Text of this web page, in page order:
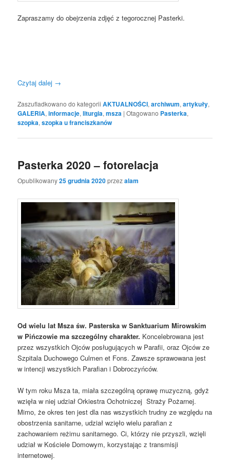
Zapraszamy do obejrzenia zdjęć z tegorocznej Pasterki.
Czytaj dalej →
Zaszufladkowano do kategorii AKTUALNOŚCI,archiwum,artykuły,
GALERIA,informacje,liturgia,msza |Otagowano Pasterka,
szopka,szopka u franciszkanów
Pasterka 2020 – fotorelacja
Opublikowany25 grudnia 2020przezalam
Od wielu lat Msza św. Pasterska w Sanktuarium Mirowskim
w Pińczowie ma szczególny charakter. Koncelebrowana jest
przez wszystkich Ojców posługujących w Parafii, oraz Ojców ze
Szpitala Duchowego Culmen et Fons. Zawsze sprawowana jest
w intencji wszystkich Parafian i Dobroczyńców.
W tym roku Msza ta, miała szczególną oprawę muzyczną, gdyż
wzięła w niej udział Orkiestra Ochotniczej Straży Pożarnej.
Mimo, że okres ten jest dla nas wszystkich trudny ze względu na
obostrzenia sanitarne, udział wzięło wielu parafian z
zachowaniem reżimu sanitarnego. Ci, którzy nie przyszli, wzięli
udział w Kościele Domowym, korzystając z transmisji
internetowej.